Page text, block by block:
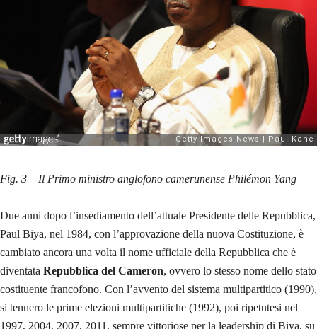
Fig. 3 – Il Primo ministro anglofono camerunense Philémon Yang
Due anni dopo l’insediamento dell’attuale Presidente delle Repubblica,
Paul Biya, nel 1984, con l’approvazione della nuova Costituzione, è
cambiato ancora una volta il nome ufficiale della Repubblica che è
diventata Repubblica del Cameron, ovvero lo stesso nome dello stato
costituente francofono. Con l’avvento del sistema multipartitico (1990),
si tennero le prime elezioni multipartitiche (1992), poi ripetutesi nel
1997, 2004, 2007, 2011, sempre vittoriose per la leadership di Biya, su